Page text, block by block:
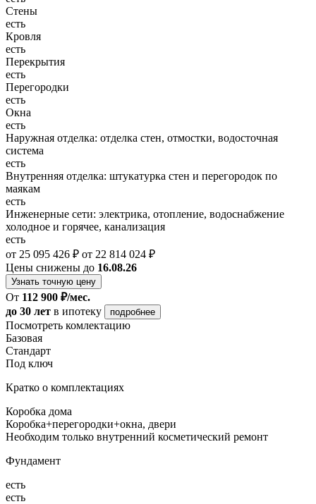
Стены
есть
Кровля
есть
Перекрытия
есть
Перегородки
есть
Окна
есть
Наружная отделка: отделка стен, отмостки, водосточная
система
есть
Внутренняя отделка: штукатурка стен и перегородок по
маякам
есть
Инженерные сети: электрика, отопление, водоснабжение
холодное и горячее, канализация
есть
от 25 095 426 ₽ от 22 814 024 ₽
Цены снижены до 16.08.26
Узнать точную цену
От 112 900 ₽/мес.
до 30 лет в ипотеку подробнее
Посмотреть комлектацию
Базовая
Стандарт
Под ключ
Кратко о комплектациях
Коробка дома
Коробка+перегородки+окна, двери
Необходим только внутренний косметический ремонт
Фундамент
есть
есть